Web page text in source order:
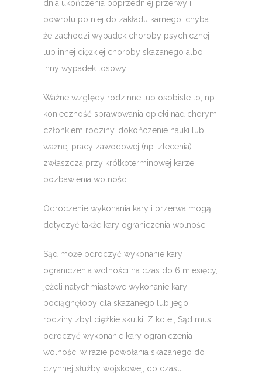
dnia ukończenia poprzedniej przerwy i
powrotu po niej do zakładu karnego, chyba
że zachodzi wypadek choroby psychicznej
lub innej ciężkiej choroby skazanego albo
inny wypadek losowy.
Ważne względy rodzinne lub osobiste to, np.
konieczność sprawowania opieki nad chorym
członkiem rodziny, dokończenie nauki lub
ważnej pracy zawodowej (np. zlecenia) –
zwłaszcza przy krótkoterminowej karze
pozbawienia wolności.
Odroczenie wykonania kary i przerwa mogą
dotyczyć także kary ograniczenia wolności.
Sąd może odroczyć wykonanie kary
ograniczenia wolności na czas do 6 miesięcy,
jeżeli natychmiastowe wykonanie kary
pociągnęłoby dla skazanego lub jego
rodziny zbyt ciężkie skutki. Z kolei, Sąd musi
odroczyć wykonanie kary ograniczenia
wolności w razie powołania skazanego do
czynnej służby wojskowej, do czasu